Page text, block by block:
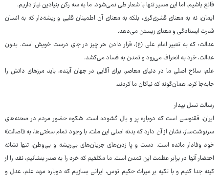
قانع باشیم. اما این مسیر تنها با شعار طی نمی‌شود. ما به سه رکن بنیادین نیاز داریم.
ایمان: نه به معنای قشری‌گری، بلکه به معنای آن اطمینان قلبی و ریشه‌دار که به انسان
قدرت ایستادگی و معنای زیستن می‌دهد.
عدالت: که به تعبیر امام علی (ع)، قرار دادن هر چیز در جای درست خویش است. بدون
عدالت، خرد به انحراف می‌رود و تمدن به فساد می‌کشد.
علم: سلاح اصلی ما در دنیای معاصر. برای آقایی در جهان آینده، باید مرزهای دانش را
جابه‌جا کرد، همان‌گونه که نیاکان ما کردند.
رسالت نسل بیدار
ایران، ققنوسی است که دوباره پر و بال گشوده است. شکوه حضور مردم در صحنه‌های
سرنوشت‌ساز، نشان از آن دارد که بدنه اصلی این ملت، با وجود تمام سختی‌ها، به «اصالت»
خود وفادار مانده است. دست و پا زدن‌های جریان‌های بی‌ریشه و بی‌وطن، تنها نشانه
احتضار آنها در برابر عظمت این تمدن است. ما مکلفیم که خرد را به صدر بنشانیم، نقد را از
کینه جدا کنیم و با تکیه بر میراث حکیم توس، ایرانی بسازیم که دوباره مهد علم، عدل و